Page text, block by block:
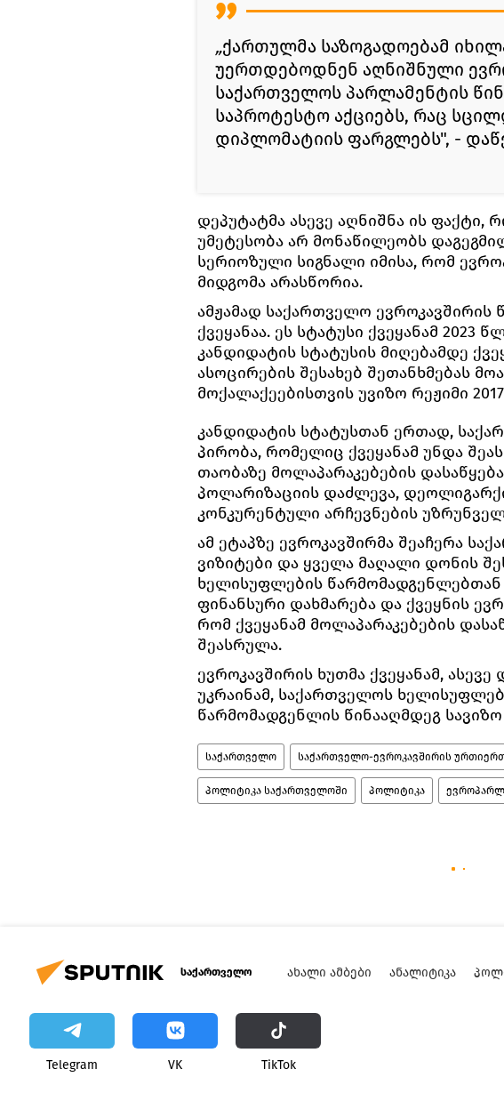
„ქართულმა საზოგადოებამ
უერთდებოდნენ აღნიშნული
საქართველოს პარლამენტის
საპროტესტო აქციებს, რაც
დიპლომატიის ფარგლებს", -
დეპუტატმა ასევე აღნიშნა ის ფაქტი,
უმეტესობა არ მონაწილეობს
სერიოზული სიგნალი იმისა, რომ
მიდგომა არასწორია.
ამჟამად საქართველო ევროკავშირის
ქვეყანაა. ეს სტატუსი ქვეყანამ 2023
კანდიდატის სტატუსის მიღებამდე
ასოცირების შესახებ შეთანხმებას
მოქალაქეებისთვის უვიზო რეჟიმი
კანდიდატის სტატუსთან ერთად,
პირობა, რომელიც ქვეყანამ უნდა
თაობაზე მოლაპარაკებების
პოლარიზაციის დაძლევა,
კონკურენტული არჩევნების
ამ ეტაპზე ევროკავშირმა შეაჩერა
ვიზიტები და ყველა მაღალი დონის
ხელისუფლების წარმომადგენლებთან
ფინანსური დახმარება და ქვეყნის
რომ ქვეყანამ მოლაპარაკებების
შეასრულა.
ევროკავშირის ხუთმა ქვეყანამ,
უკრაინამ, საქართველოს
წარმომადგენლის წინააღმდეგ სავიზო
საქართველო საქართველო-ევროკავშირის
პოლიტიკა საქართველოში პოლიტიკა
საქართველო ᲐᲮᲐᲚᲘ ᲐᲛᲑᲔᲑᲘ ᲐᲜᲐᲚᲘᲢᲘᲙᲐ
Telegram VK ТikТоk